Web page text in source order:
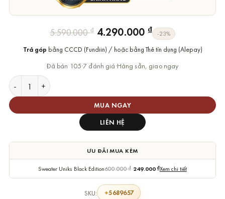
5.590.000₫ Giá
gốc
là:
5.590.000 ₫.
4.290.000 ₫
Giá
hiện
tại
là:
-23%
Trả góp bằng CCCD (Fundiin) / hoặc bằng Thẻ tín dụng (Alepay)
Đã bán 105·7 đánh giá·Hàng sẵn, giao ngay
Lắc Tay Swarovski Unisex Chính Hãng Constella Bracelet số
MUA NGAY
LIÊN HỆ
ƯU ĐÃI MUA KÈM
Sweater Uniks Black Edition600.000₫ 249.000 ₫Xem chi tiết
SKU: 5689657